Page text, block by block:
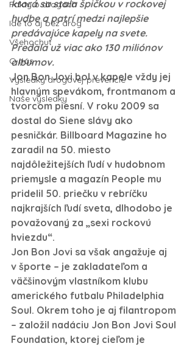
Fakty o drogách
Ide to aj bez drog
Všehochuť
O nás
Výsledky drogovej prevencie
Naše výsledky
ktorá sa stala špičkou v rockovej
hudbe a patrí medzi najlepšie
predávajúce kapely na svete.
Predala už viac ako 130 miliónov
albumov.
Jon Bon Jovi bol v kapele vždy jej
hlavným spevákom, frontmanom a
tvorcom piesní. V roku 2009 sa
dostal do Siene slávy ako
pesničkár. Billboard Magazine ho
zaradil na 50. miesto
najdôležitejších ľudí v hudobnom
priemysle a magazín People mu
pridelil 50. priečku v rebríčku
najkrajších ľudí sveta, dlhodobo je
považovaný za „sexi rockovú
hviezdu“.
Jon Bon Jovi sa však angažuje aj
v športe – je zakladateľom a
väčšinovým vlastníkom klubu
amerického futbalu Philadelphia
Soul. Okrem toho je aj filantropom
– založil nadáciu Jon Bon Jovi Soul
Foundation, ktorej cieľom je